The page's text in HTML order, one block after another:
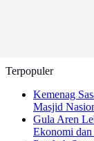
Terpopuler
Kemenag
Masjid
Gula Aren
Ekonomi dan